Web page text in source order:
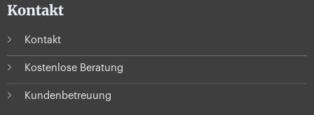
Kontakt
Kontakt
Kostenlose Beratung
Kundenbetreuung